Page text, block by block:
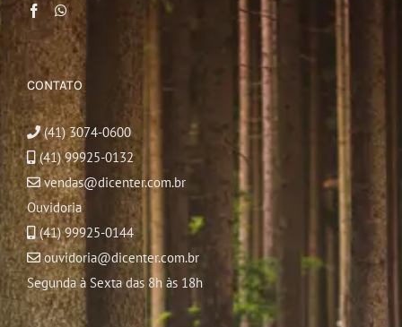
CONTATO
(41) 3074-0600
(41) 99925-0132
vendas@dicenter.com.br
Ouvidoria
(41) 99925-0144
ouvidoria@dicenter.com.br
Segunda à Sexta das 8h às 18h